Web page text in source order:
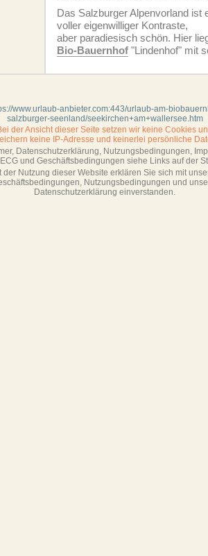
Das Salzburger Alpenvorland ist
voller eigenwilliger Kontraste,
aber paradiesisch schön. Hier
Bio-Bauernhof "Lindenhof" mit
www.urlaub-anbieter.com:443/urlaub-am-
salzburger-seenland/seekirchen+am+wallersee.htm
der Ansicht dieser Seite setzen wir keine Cookies
keine IP-Adresse und keinerlei persönliche
Datenschutzerklärung, Nutzungsbedingungen,
ECG und Geschäftsbedingungen siehe Links auf der
der Nutzung dieser Website erklären Sie sich mit
Nutzungsbedingungen und
Datenschutzerklärung einverstanden.